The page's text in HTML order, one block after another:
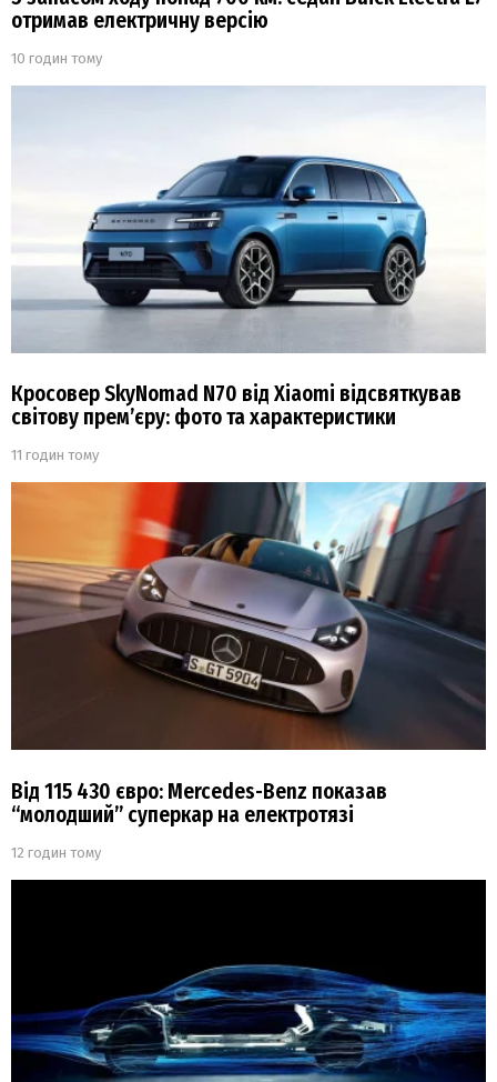
отримав електричну версію
10 годин тому
Кросовер SkyNomad N70 від Xiaomi відсвяткував
світову прем’єру: фото та характеристики
11 годин тому
Від 115 430 євро: Mercedes-Benz показав
“молодший” суперкар на електротязі
12 годин тому